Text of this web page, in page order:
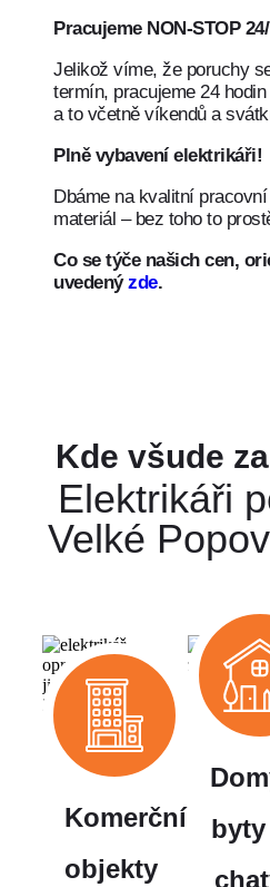
Pracujeme NON-STOP
Jelikož víme, že poruchy
termín, pracujeme 24
a to včetně víkendů a
Plně vybavení elektrikáři!
Dbáme na kvalitní
materiál – bez toho to
Co se týče našich cen,
uvedenýzde.
Kde všude
Elektrikáři
Velké
Komerční
objekty
byty